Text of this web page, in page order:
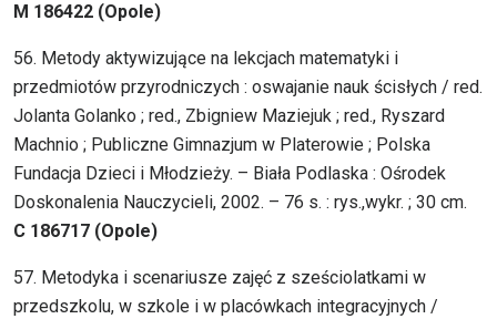
M 186422 (Opole)
56. Metody aktywizujące na lekcjach matematyki i
przedmiotów przyrodniczych : oswajanie nauk ścisłych / red.
Jolanta Golanko ; red., Zbigniew Maziejuk ; red., Ryszard
Machnio ; Publiczne Gimnazjum w Platerowie ; Polska
Fundacja Dzieci i Młodzieży. – Biała Podlaska : Ośrodek
Doskonalenia Nauczycieli, 2002. – 76 s. : rys.,wykr. ; 30 cm.
C 186717 (Opole)
57. Metodyka i scenariusze zajęć z sześciolatkami w
przedszkolu, w szkole i w placówkach integracyjnych /